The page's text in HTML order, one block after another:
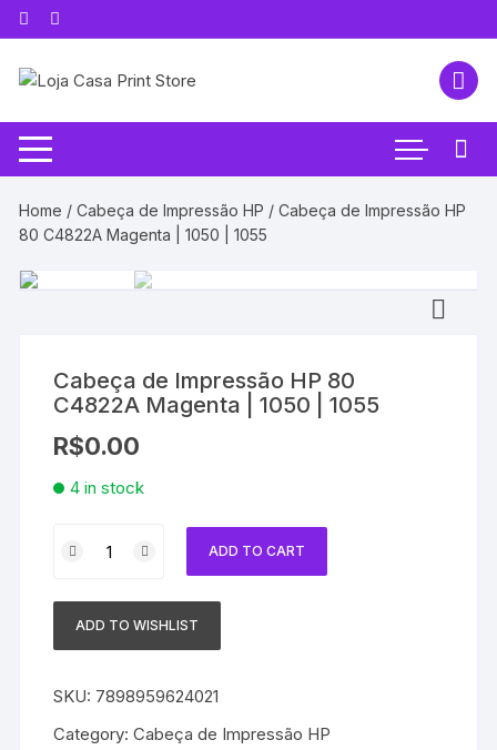
Pular
para
conteúdo
Home /Cabeça de Impressão HP / Cabeça de Impressão HP
80 C4822A Magenta | 1050 | 1055
Cabeça de Impressão HP 80
C4822A Magenta | 1050 | 1055
R$0.00
4 in stock
de
Magenta
ADD TO CART
ADD TO WISHLIST
SKU: 7898959624021
Category:Cabeça de Impressão HP